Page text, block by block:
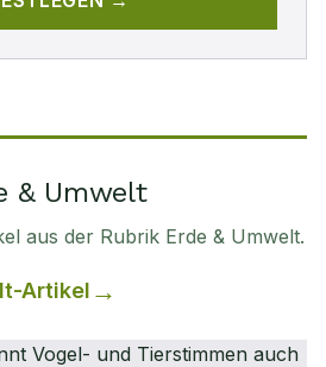
& Umwelt
aus der Rubrik Erde & Umwelt.
-Artikel